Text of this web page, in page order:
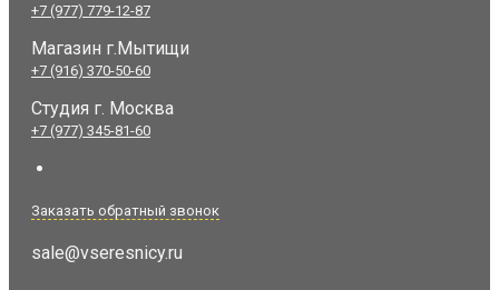
+7 (977) 779-12-87
Магазин г.Мытищи
+7 (916) 370-50-60
Студия г. Москва
+7 (977) 345-81-60
Заказать обратный звонок
sale@vseresnicy.ru